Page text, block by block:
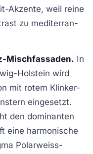
Akzente, weil reine
zu mediterran-
Mischfassaden. In
Holstein wird
mit rotem Klinker-
eingesetzt.
den dominanten
eine harmonische
Polarweiss-